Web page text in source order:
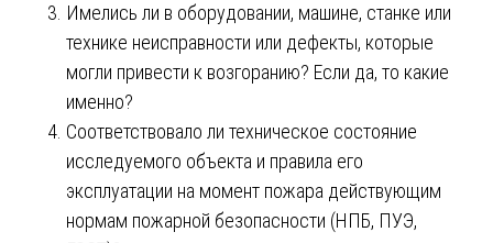
Имелись ли в оборудовании, машине, станке или
технике неисправности или дефекты, которые
могли привести к возгоранию? Если да, то какие
именно?
Соответствовало ли техническое состояние
исследуемого объекта и правила его
эксплуатации на момент пожара действующим
нормам пожарной безопасности (НПБ, ПУЭ,